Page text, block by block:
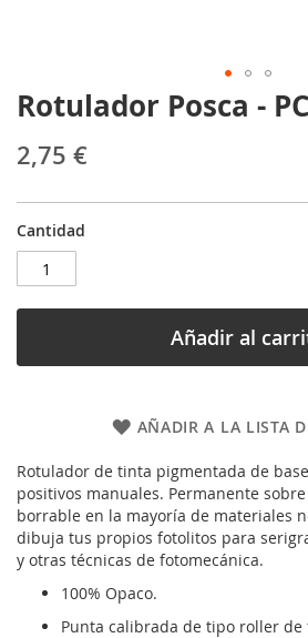
Rotulador Posca -
2,75 €
Cantidad
Añadir al
AÑADIR A LA LISTA
Rotulador de tinta pigmentada de
positivos manuales. Permanente
borrable en la mayoría de materiales
dibuja tus propios fotolitos para
y otras técnicas de fotomecánica.
100% Opaco.
Punta calibrada de tipo roller de
Saltar
al
comienzo
de
galería
de
imágenes